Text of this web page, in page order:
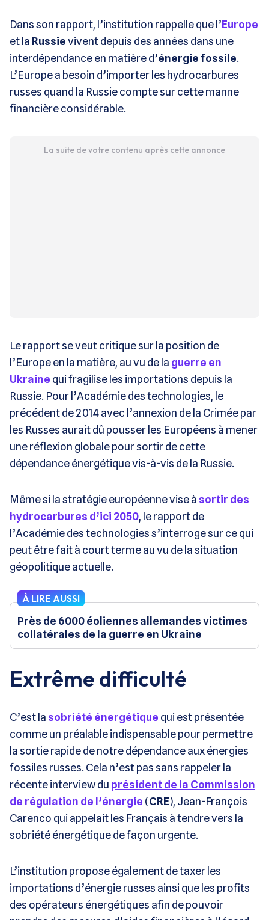
Dans son rapport, l’institution rappelle que l’Europe
et la Russievivent depuis des années dans une
interdépendance en matière d’énergie fossile.
L’Europe a besoin d’importer les hydrocarbures
russes quand la Russie compte sur cette manne
financière considérable.
La suite de votre contenu après cette annonce
Le rapport se veut critique sur la position de
l’Europe en la matière, au vu de la guerre en
Ukraine qui fragilise les importations depuis la
Russie. Pour l’Académie des technologies, le
précédent de 2014 avec l’annexion de la Crimée par
les Russes aurait dû pousser les Européens à mener
une réflexion globale pour sortir de cette
dépendance énergétique vis-à-vis de la Russie.
Même si la stratégie européenne vise à sortir des
hydrocarbures d’ici 2050, le rapport de
l’Académie des technologies s’interroge sur ce qui
peut être fait à court terme au vu de la situation
géopolitique actuelle.
À LIRE AUSSI
Près de 6000 éoliennes allemandes victimes
collatérales de la guerre en Ukraine
Extrême difficulté
C’est la sobriété énergétique qui est présentée
comme un préalable indispensable pour permettre
la sortie rapide de notre dépendance aux énergies
fossiles russes. Cela n’est pas sans rappeler la
récente interview du président de la Commission
de régulation de l’énergie (CRE), Jean-François
Carenco qui appelait les Français à tendre vers la
sobriété énergétique de façon urgente.
L’institution propose également de taxer les
importations d’énergie russes ainsi que les profits
des opérateurs énergétiques afin de pouvoir